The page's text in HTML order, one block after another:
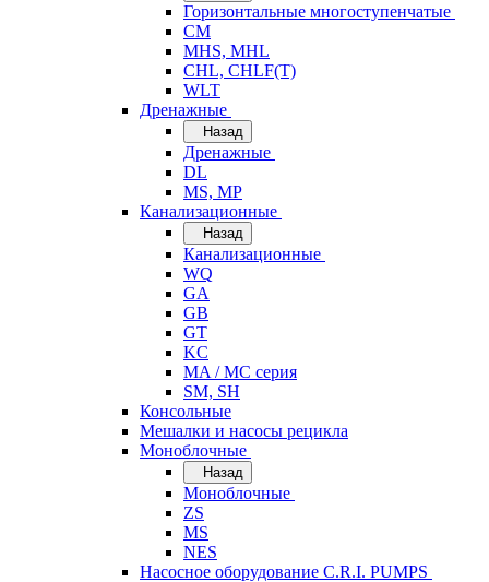
Горизонтальные многоступенчатые
CM
MHS, MHL
CHL, CHLF(T)
WLT
Дренажные
Назад
Дренажные
DL
MS, MP
Канализационные
Назад
Канализационные
WQ
GA
GB
GT
KC
MA / MC серия
SM, SH
Консольные
Мешалки и насосы рецикла
Моноблочные
Назад
Моноблочные
ZS
MS
NES
Насосное оборудование C.R.I. PUMPS